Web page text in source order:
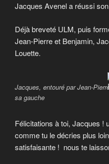
Jacques Avenel a réussi
Déjà breveté ULM, puis
Jean-Pierre et Benjamin,
Louette.
Jacques, entouré par Jean-
sa gauche
Félicitations à toi, Jacques !
comme tu le décries plus
satisfaisante ! nous te